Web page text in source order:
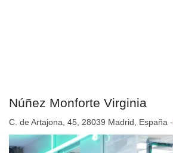
Núñez Monforte Virginia
C. de Artajona, 45, 28039 Madrid, España -